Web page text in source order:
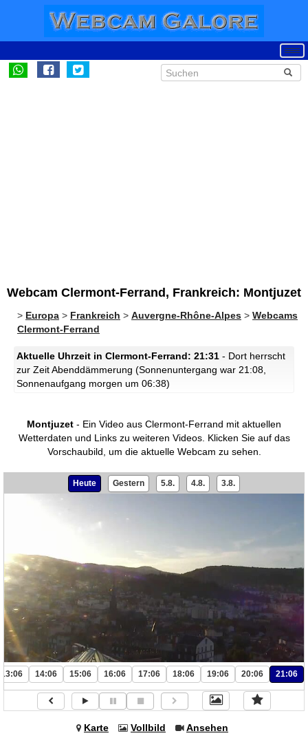
Webcam Clermont-Ferrand, Frankreich: Montjuzet
> Europa > Frankreich > Auvergne-Rhône-Alpes > Webcams
Clermont-Ferrand
Aktuelle Uhrzeit in Clermont-Ferrand: 21:31 - Dort herrscht
zur Zeit Abenddämmerung (Sonnenuntergang war 21:08,
Sonnenaufgang morgen um 06:38)
Montjuzet - Ein Video aus Clermont-Ferrand mit aktuellen
Wetterdaten und Links zu weiteren Videos. Klicken Sie auf das
Vorschaubild, um die aktuelle Webcam zu sehen.
Heute Gestern 5.8. 4.8. 3.8.
13:06 14:06 15:06 16:06 17:06 18:06 19:06 20:06 21:06
Karte Vollbild Ansehen